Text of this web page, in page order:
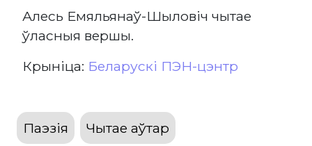
Алесь Емяльянаў-Шыловіч чытае
ўласныя вершы.
Крыніца: Беларускі ПЭН-цэнтр
Паэзія Чытае аўтар